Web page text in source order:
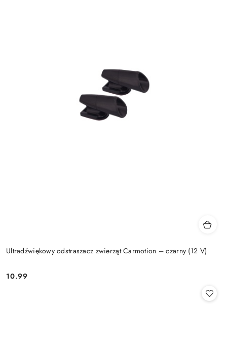
Ultradźwiękowy odstraszacz zwierząt Carmotion – czarny (12 V)
Cena:
10.99